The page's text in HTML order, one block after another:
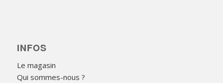
INFOS
Le magasin
Qui sommes-nous ?